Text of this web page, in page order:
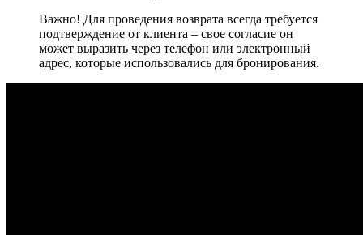
Важно! Для проведения возврата всегда требуется
подтверждение от клиента – свое согласие он
может выразить через телефон или электронный
адрес, которые использовались для бронирования.